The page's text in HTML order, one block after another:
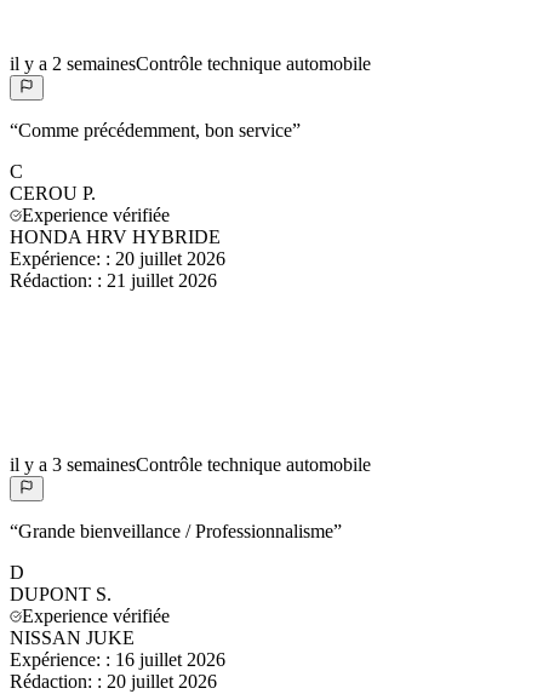
il y a 2 semainesContrôle technique automobile
“Comme précédemment, bon service”
C
CEROU P.
Experience vérifiée
HONDA HRV HYBRIDE
Expérience: : 20 juillet 2026
Rédaction: : 21 juillet 2026
il y a 3 semainesContrôle technique automobile
“Grande bienveillance / Professionnalisme”
D
DUPONT S.
Experience vérifiée
NISSAN JUKE
Expérience: : 16 juillet 2026
Rédaction: : 20 juillet 2026